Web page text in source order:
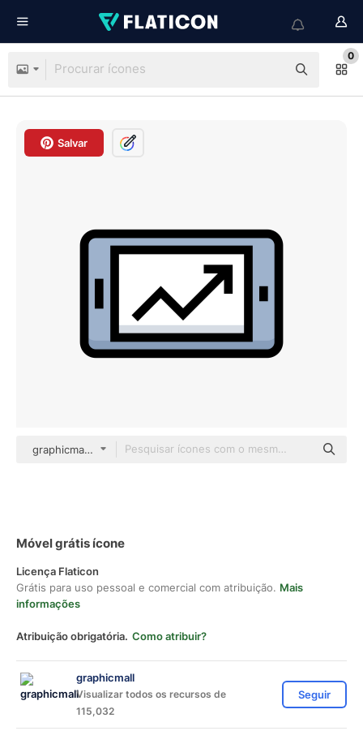
0
Salvar
graphicmall color lineal-color
Móvel grátis ícone
Licença Flaticon
Grátis para uso pessoal e comercial com atribuição. Mais
informações
Atribuição obrigatória. Como atribuir?
graphicmall
Visualizar todos os recursos de
115,032
Seguir